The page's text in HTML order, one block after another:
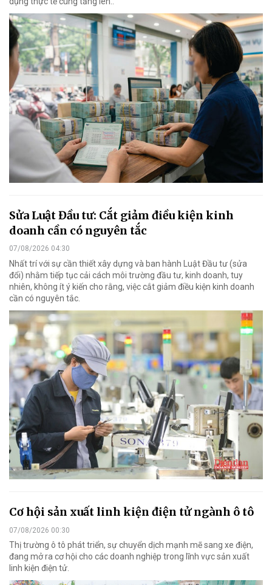
Sửa Luật Đầu tư: Cắt giảm điều kiện kinh
doanh cần có nguyên tắc
07/08/2026 04:30
Nhất trí với sự cần thiết xây dựng và ban hành Luật Đầu tư (sửa
đổi) nhằm tiếp tục cải cách môi trường đầu tư, kinh doanh, tuy
nhiên, không ít ý kiến cho rằng, việc cắt giảm điều kiện kinh doanh
cần có nguyên tắc.
Cơ hội sản xuất linh kiện điện tử ngành ô tô
07/08/2026 00:30
Thị trường ô tô phát triển, sự chuyển dịch mạnh mẽ sang xe điện,
đang mở ra cơ hội cho các doanh nghiệp trong lĩnh vực sản xuất
linh kiện điện tử.